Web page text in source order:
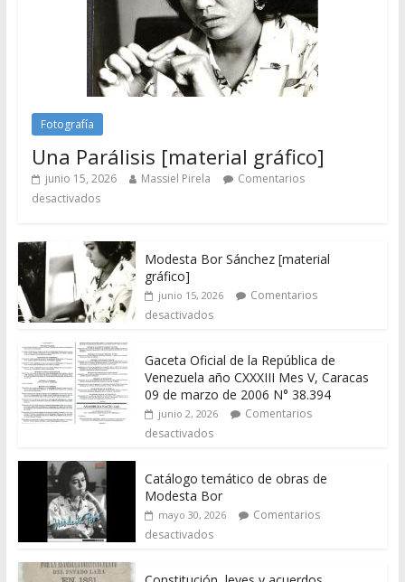
Fotografía
Una Parálisis [material gráfico]
junio 15, 2026 Massiel Pirela
Comentarios
desactivados
Modesta Bor Sánchez [material
gráfico]
junio 15, 2026
Comentarios
desactivados
Gaceta Oficial de la República de
Venezuela año CXXXIII Mes V, Caracas
09 de marzo de 2006 N° 38.394
junio 2, 2026
Comentarios
desactivados
Catálogo temático de obras de
Modesta Bor
mayo 30, 2026
Comentarios
desactivados